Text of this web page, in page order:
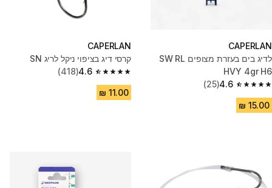
CAPERLAN
לדיג בים בעזרת מצופים SW RL
HVY 4gr H6
4.6
4.6 out of 5 stars from 25 reviews
(25)
CAPERLAN
קרסי דיג בציפוי ניקל לריג SN
4.6
4.6 out of 5 stars from 418 reviews
(418)